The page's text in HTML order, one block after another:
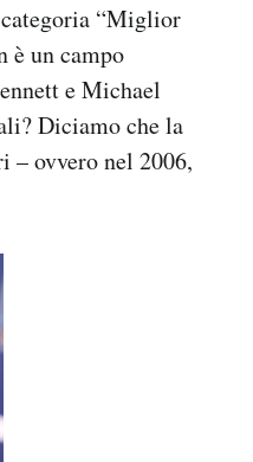
“Miglior
è un campo
e Michael
Diciamo che la
– ovvero nel 2006,